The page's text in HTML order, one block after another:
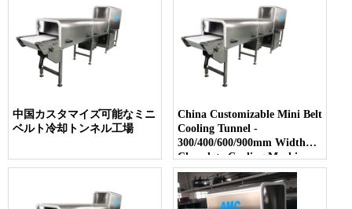
中国カスタマイズ可能なミニ
ベルト冷却トンネル工場
China Customizable Mini Belt
Cooling Tunnel -
300/400/600/900mm Width
Chocolate Cooling Machine -
COPY - rp2qer